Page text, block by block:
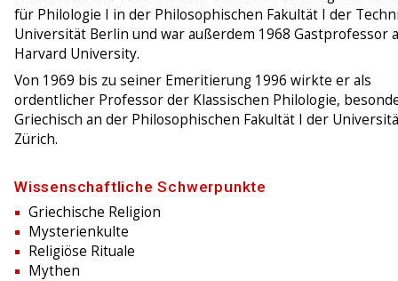
für Philologie I in der Philosophischen Fakultät I der
Universität Berlin und war außerdem 1968 Gastprofessor
Harvard University.
Von 1969 bis zu seiner Emeritierung 1996 wirkte er als
ordentlicher Professor der Klassischen Philologie,
Griechisch an der Philosophischen Fakultät I der
Zürich.
Wissenschaftliche Schwerpunkte
Griechische Religion
Mysterienkulte
Religiöse Rituale
Mythen